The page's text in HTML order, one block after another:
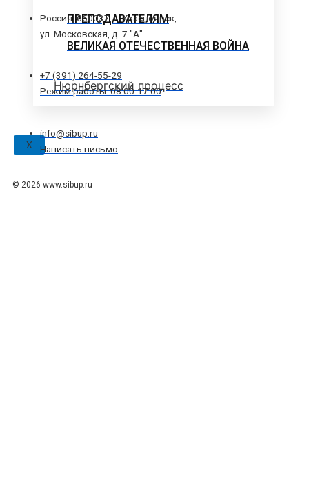
ПРЕПОДАВАТЕЛЯМ
ВЕЛИКАЯ ОТЕЧЕСТВЕННАЯ ВОЙНА
Нюрнбергский процесс
X
Россия, 660037, г. Красноярск,
ул. Московская, д. 7 "А"
+7 (391) 264-55-29
Режим работы: 08.00-17.00
info@sibup.ru
Написать письмо
© 2026 www.sibup.ru